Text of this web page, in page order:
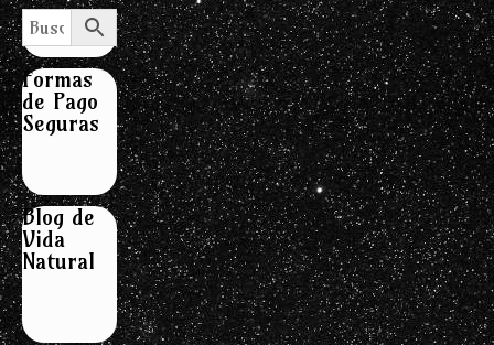
Formas
de Pago
Seguras
Blog de
Vida
Natural